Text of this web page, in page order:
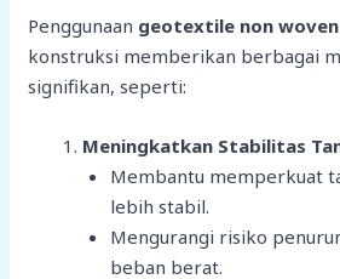
Penggunaan geotextile non woven
konstruksi memberikan berbagai
signifikan, seperti:
Meningkatkan Stabilitas
Membantu memperkuat
lebih stabil.
Mengurangi risiko
beban berat.